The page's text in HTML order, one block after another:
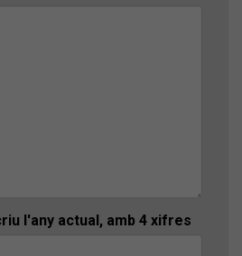
l'any actual, amb 4 xifres